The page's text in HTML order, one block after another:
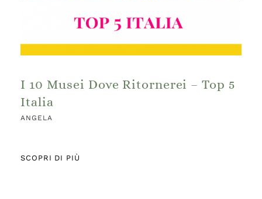
I 10 Musei Dove Ritornerei – Top 5
Italia
ANGELA
SCOPRI DI PIÙ